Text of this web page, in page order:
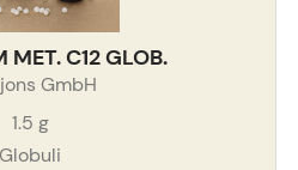
MET. C12 GLOB.
GmbH
1.5 g
Globuli